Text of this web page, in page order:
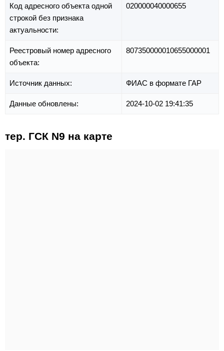
Код адресного объекта одной
строкой без признака
актуальности:
020000040000655
Реестровый номер адресного
объекта:
807350000010655000001
Источник данных: ФИАС в формате ГАР
Данные обновлены: 2024-10-02 19:41:35
тер. ГСК N9 на карте